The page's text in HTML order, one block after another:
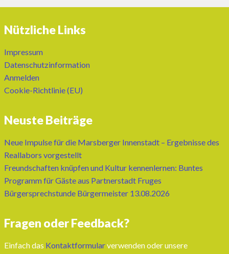
Nützliche Links
Impressum
Datenschutzinformation
Anmelden
Cookie-Richtlinie (EU)
Neuste Beiträge
Neue Impulse für die Marsberger Innenstadt – Ergebnisse des
Reallabors vorgestellt
Freundschaften knüpfen und Kultur kennenlernen: Buntes
Programm für Gäste aus Partnerstadt Fruges
Bürgersprechstunde Bürgermeister 13.08.2026
Fragen oder Feedback?
Einfach das Kontaktformularverwenden oder unsere